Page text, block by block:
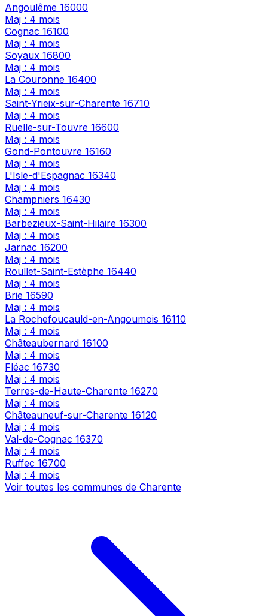
Angoulême 16000
Maj : 4 mois
Cognac 16100
Maj : 4 mois
Soyaux 16800
Maj : 4 mois
La Couronne 16400
Maj : 4 mois
Saint-Yrieix-sur-Charente 16710
Maj : 4 mois
Ruelle-sur-Touvre 16600
Maj : 4 mois
Gond-Pontouvre 16160
Maj : 4 mois
L'Isle-d'Espagnac 16340
Maj : 4 mois
Champniers 16430
Maj : 4 mois
Barbezieux-Saint-Hilaire 16300
Maj : 4 mois
Jarnac 16200
Maj : 4 mois
Roullet-Saint-Estèphe 16440
Maj : 4 mois
Brie 16590
Maj : 4 mois
La Rochefoucauld-en-Angoumois 16110
Maj : 4 mois
Châteaubernard 16100
Maj : 4 mois
Fléac 16730
Maj : 4 mois
Terres-de-Haute-Charente 16270
Maj : 4 mois
Châteauneuf-sur-Charente 16120
Maj : 4 mois
Val-de-Cognac 16370
Maj : 4 mois
Ruffec 16700
Maj : 4 mois
Voir toutes les communes de Charente